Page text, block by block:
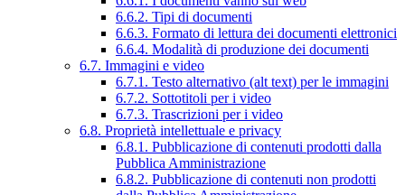
6.6.2. Tipi di documenti
6.6.3. Formato di lettura dei documenti elettronici
6.6.4. Modalità di produzione dei documenti
6.7. Immagini e video
6.7.1. Testo alternativo (alt text) per le immagini
6.7.2. Sottotitoli per i video
6.7.3. Trascrizioni per i video
6.8. Proprietà intellettuale e privacy
6.8.1. Pubblicazione di contenuti prodotti dalla
Pubblica Amministrazione
6.8.2. Pubblicazione di contenuti non prodotti